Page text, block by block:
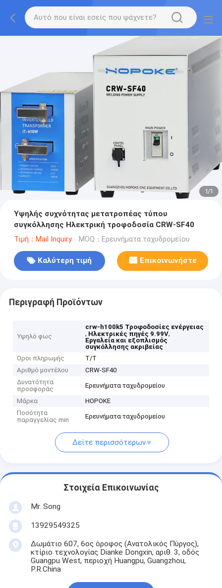
1/1
Υψηλής συχνότητας μετατροπέας τύπου
συγκόλλησης Ηλεκτρική τροφοδοσία CRW-SF40
Τιμή：Mail Inquiry MOQ：Ερευνήματα ταχυδρομείου
Καλύτερη τιμή Επικοινωνήστε
Περιγραφή Προϊόντων
Υψηλό φως
crw-h100k5 Τροφοδοσίες ενέργειας
, Ηλεκτρικές πηγές 9.99V,
Εργαλεία και εξοπλισμός
συγκόλλησης ακριβείας
Όροι πληρωμής
Τ/Τ
Αριθμό μοντέλου
CRW-SF40
Δυνατότητα
προσφοράς
Ερευνήματα ταχυδρομείου
Μάρκα
HOPOKE
Ποσότητα
παραγγελίας min
Ερευνήματα ταχυδρομείου
Δείτε περισσότερων
Στοιχεία Επικοινωνίας
Mr. Song
13929549325
Δωμάτιο 607, 6ος όροφος (Ανατολικός Πύργος),
κτίριο τεχνολογίας Dianke Dongxin, αριθ. 3, οδός
Guangpu West, περιοχή Huangpu, Guangzhou,
P.R.China